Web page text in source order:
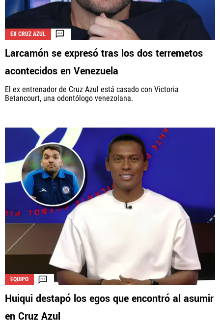
EX CRUZ AZUL
Larcamón se expresó tras los dos terremetos
acontecidos en Venezuela
El ex entrenador de Cruz Azul está casado con Victoria
Betancourt, una odontólogo venezolana.
EQUIPO
Huiqui destapó los egos que encontró al asumir
en Cruz Azul